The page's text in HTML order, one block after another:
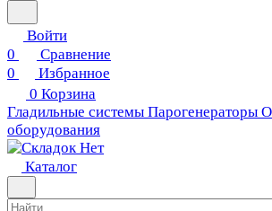
Войти
0
Сравнение
0
Избранное
0 Корзина
Гладильные системы Парогенераторы
оборудования
Каталог